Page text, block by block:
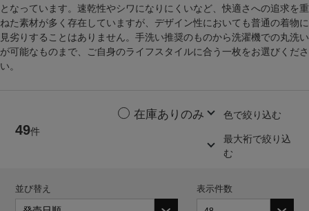
となっています。速乾性やシワになりにくいなど、快適さへの追求を重
ねた素材が多く存在していますが、デザイン性においても普通の着物に
見劣りすることはありません。手洗い推奨のものから洗濯機での丸洗い
が可能なものまで、ご自身のライフスタイルに合う一枚をお選びくださ
い。
49件
色で絞り込む
最大裄で絞り込
む
並び替え 表示件数